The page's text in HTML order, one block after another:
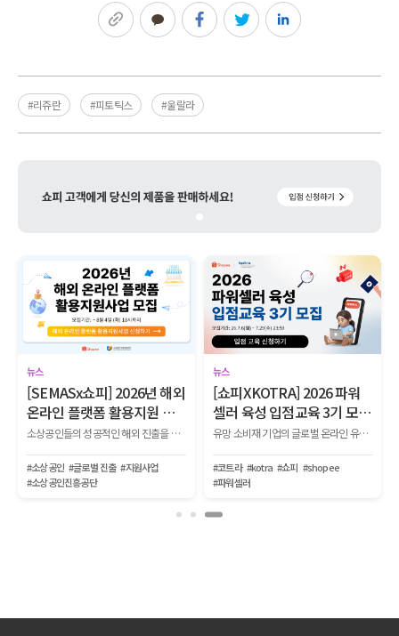
링크복사카카오톡페이스북트위터링크드인
#리쥬란 #피토틱스 #울랄라
년 해외
원 사
소상공인들의 성공적인 해외 진출을 위해 ▲광고 ▲기획전 ▲전문 컨설팅 ▲리뷰 체험단 ▲O2O 기획전 등 다양한 마케팅 지원 프로그램을 제공하는 사업 참여기업을 모집합니다.
[쇼피XKOTRA] 2026 파워
셀러 육성 입점교육 3기 모
집!
유망 소비재 기업의 글로벌 온라인 유통망 입점부터 생존, 파워셀러로 성장하는 전 과정을 지원하는 『2026 KOTRA-쇼피 파워셀러 육성사업 1단계 입점교육 2기』를 모집합니다.
#코트라 #kotra #쇼피
#파워셀러
2026년 7월 쇼피 K뷰티,
드, KPOP 인기 급상승
드
#VT코스메틱 #달바